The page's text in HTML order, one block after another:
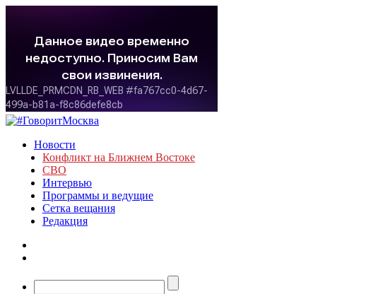
Новости
Конфликт на Ближнем Востоке
СВО
Интервью
Программы и ведущие
Сетка вещания
Редакция